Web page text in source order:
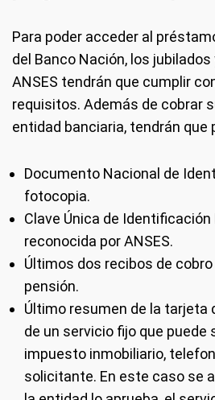
Para poder acceder al
del Banco Nación, los
ANSES tendrán que cumplir
requisitos. Además de cobrar
entidad banciaria, tendrán que
Documento Nacional de
fotocopia.
Clave Única de Identificación
reconocida por ANSES.
Últimos dos recibos de
pensión.
Último resumen de la tarjeta
de un servicio fijo que puede
impuesto inmobiliario,
solicitante. En este caso se